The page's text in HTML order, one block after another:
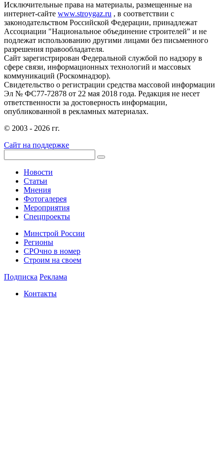
Исключительные права на материалы, размещенные на
интернет-сайте www.stroygaz.ru , в соответствии с
законодательством Российской Федерации, принадлежат
Ассоциации "Национальное объединение строителей" и не
подлежат использованию другими лицами без письменного
разрешения правообладателя.
Сайт зарегистрирован Федеральной службой по надзору в
сфере связи, информационных технологий и массовых
коммуникаций (Роскомнадзор).
Свидетельство о регистрации средства массовой информации
Эл № ФС77-72878 от 22 мая 2018 года. Редакция не несет
ответственности за достоверность информации,
опубликованной в рекламных материалах.
© 2003 - 2026 гг.
Сайт на поддержке
Новости
Статьи
Мнения
Фотогалерея
Мероприятия
Спецпроекты
Минстрой России
Регионы
СРОчно в номер
Строим на своем
Подписка Реклама
Контакты